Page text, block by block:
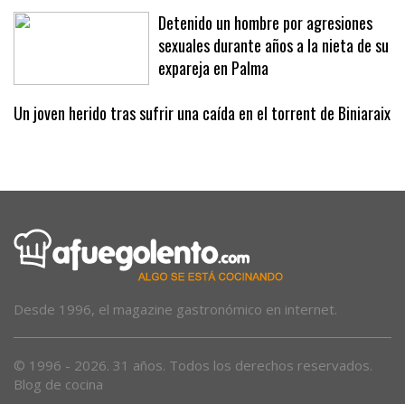
Detenido un hombre por agresiones
sexuales durante años a la nieta de su
expareja en Palma
Un joven herido tras sufrir una caída en el torrent de Biniaraix
Desde 1996, el magazine gastronómico en internet.
© 1996 - 2026. 31 años. Todos los derechos reservados.
Blog de cocina